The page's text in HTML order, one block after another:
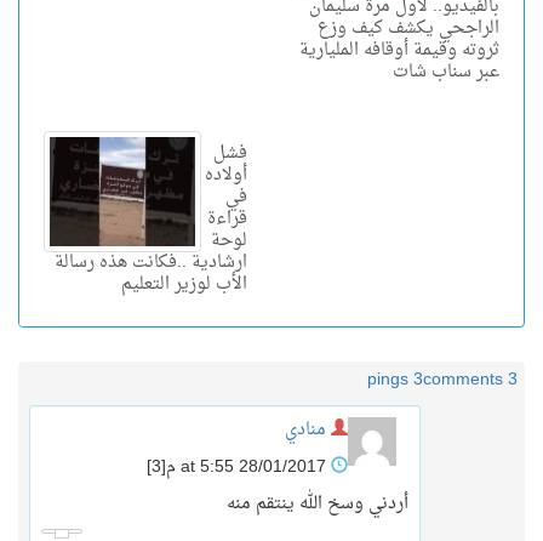
بالفيديو.. لأول مرة سليمان
الراجحي يكشف كيف وزع
ثروته وقيمة أوقافه المليارية
عبر سناب شات
فشل
أولاده
في
قراءة
لوحة
ارشادية ..فكانت هذه رسالة
الأب لوزير التعليم
3 comments
3 pings
منادي
[3]
أردني وسخ الله ينتقم منه